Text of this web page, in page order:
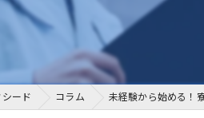
未経験
ード コラム 未経験から始める！